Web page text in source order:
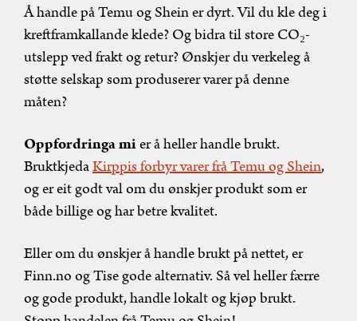
Å handle på Temu og Shein er dyrt. Vil du kle deg i
kreftframkallande klede? Og bidra til store CO₂-
utslepp ved frakt og retur? Ønskjer du verkeleg å
støtte selskap som produserer varer på denne
måten?
Oppfordringa mier å heller handle brukt.
BruktkjedaKirppis forbyr varer frå Temu og Shein,
og er eit godt val om du ønskjer produkt som er
både billige og har betre kvalitet.
Eller om du ønskjer å handle brukt på nettet, er
Finn.no og Tise gode alternativ. Så vel heller færre
og gode produkt, handle lokalt og kjøp brukt.